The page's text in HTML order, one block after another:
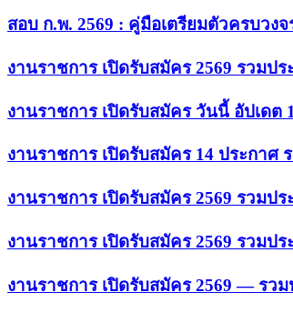
สอบ ก.พ. 2569 : คู่มือเตรียมตัวครบวง
งานราชการ เปิดรับสมัคร 2569 รวม
งานราชการ เปิดรับสมัคร วันนี้ อัปเดต
งานราชการ เปิดรับสมัคร 14 ประกาศ
งานราชการ เปิดรับสมัคร 2569 รวมป
งานราชการ เปิดรับสมัคร 2569 รวมป
งานราชการ เปิดรับสมัคร 2569 — รว